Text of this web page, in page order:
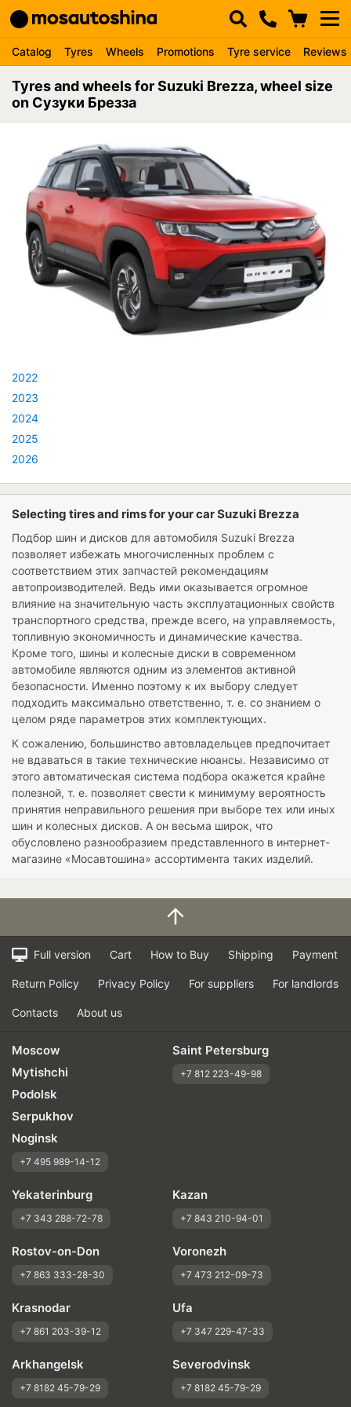
Catalog Tyres Wheels Promotions Tyre service Reviews
Tyres and wheels for Suzuki Brezza, wheel size
on Сузуки Брезза
2022
2023
2024
2025
2026
Selecting tires and rims for your car Suzuki Brezza
Подбор шин и дисков для автомобиля Suzuki Brezza
позволяет избежать многочисленных проблем с
соответствием этих запчастей рекомендациям
автопроизводителей. Ведь ими оказывается огромное
влияние на значительную часть эксплуатационных свойств
транспортного средства, прежде всего, на управляемость,
топливную экономичность и динамические качества.
Кроме того, шины и колесные диски в современном
автомобиле являются одним из элементов активной
безопасности. Именно поэтому к их выбору следует
подходить максимально ответственно, т. е. со знанием о
целом ряде параметров этих комплектующих.
К сожалению, большинство автовладельцев предпочитает
не вдаваться в такие технические нюансы. Независимо от
этого автоматическая система подбора окажется крайне
полезной, т. е. позволяет свести к минимуму вероятность
принятия неправильного решения при выборе тех или иных
шин и колесных дисков. А он весьма широк, что
обусловлено разнообразием представленного в интернет-
магазине «Мосавтошина» ассортимента таких изделий.
Full version Cart How to Buy Shipping Payment
Return Policy Privacy Policy For suppliers For landlords
Contacts About us
Moscow
Mytishchi
Podolsk
Serpukhov
Noginsk
+7 495 989-14-12
Saint Petersburg
+7 812 223-49-98
Yekaterinburg
+7 343 288-72-78
Kazan
+7 843 210-94-01
Rostov-on-Don
+7 863 333-28-30
Voronezh
+7 473 212-09-73
Krasnodar
+7 861 203-39-12
Ufa
+7 347 229-47-33
Arkhangelsk
+7 8182 45-79-29
Severodvinsk
+7 8182 45-79-29